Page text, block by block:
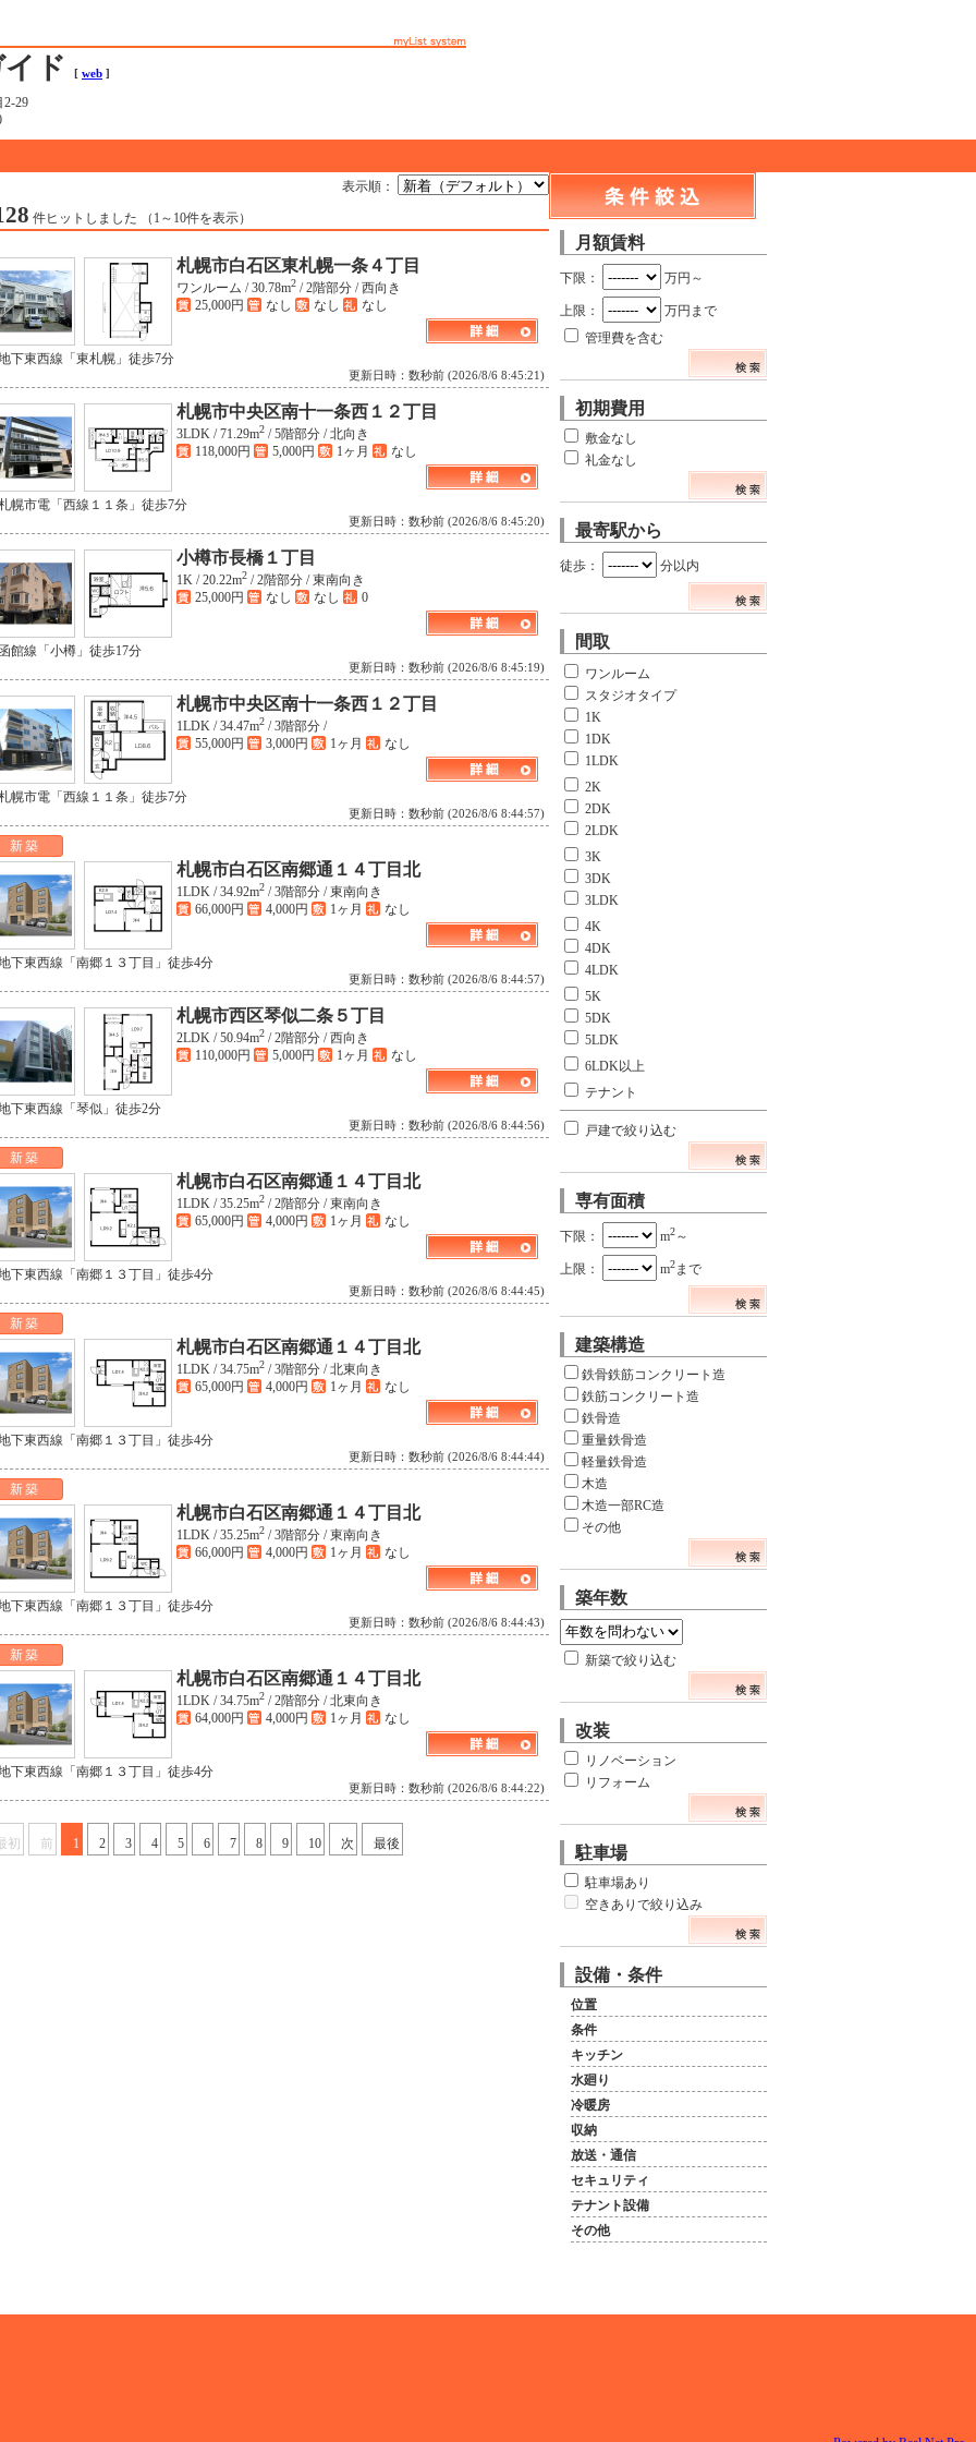
ド [ web ]
29
表示順：
件ヒットしました （1～10件を表示）
札幌市白石区東札幌一条４丁目
ワンルーム / 30.78m2 / 2階部分 / 西向き
25,000円
なし なし なし
下東西線「東札幌」徒歩7分
更新日時：数秒前 (2026/8/6 8:45:21)
札幌市中央区南十一条西１２丁目
3LDK / 71.29m2 / 5階部分 / 北向き
118,000円
5,000円 1ヶ月 なし
幌市電「西線１１条」徒歩7分
更新日時：数秒前 (2026/8/6 8:45:20)
小樽市長橋１丁目
1K / 20.22m2 / 2階部分 / 東南向き
25,000円
なし なし 0
館線「小樽」徒歩17分
更新日時：数秒前 (2026/8/6 8:45:19)
札幌市中央区南十一条西１２丁目
1LDK / 34.47m2 / 3階部分 /
55,000円
3,000円 1ヶ月 なし
幌市電「西線１１条」徒歩7分
更新日時：数秒前 (2026/8/6 8:44:57)
新築
札幌市白石区南郷通１４丁目北
1LDK / 34.92m2 / 3階部分 / 東南向き
66,000円
4,000円 1ヶ月 なし
下東西線「南郷１３丁目」徒歩4分
更新日時：数秒前 (2026/8/6 8:44:57)
札幌市西区琴似二条５丁目
2LDK / 50.94m2 / 2階部分 / 西向き
110,000円
5,000円 1ヶ月 なし
下東西線「琴似」徒歩2分
更新日時：数秒前 (2026/8/6 8:44:56)
新築
札幌市白石区南郷通１４丁目北
1LDK / 35.25m2 / 2階部分 / 東南向き
65,000円
4,000円 1ヶ月 なし
下東西線「南郷１３丁目」徒歩4分
更新日時：数秒前 (2026/8/6 8:44:45)
新築
札幌市白石区南郷通１４丁目北
1LDK / 34.75m2 / 3階部分 / 北東向き
65,000円
4,000円 1ヶ月 なし
下東西線「南郷１３丁目」徒歩4分
更新日時：数秒前 (2026/8/6 8:44:44)
新築
札幌市白石区南郷通１４丁目北
1LDK / 35.25m2 / 3階部分 / 東南向き
66,000円
4,000円 1ヶ月 なし
下東西線「南郷１３丁目」徒歩4分
更新日時：数秒前 (2026/8/6 8:44:43)
新築
札幌市白石区南郷通１４丁目北
1LDK / 34.75m2 / 2階部分 / 北東向き
64,000円
4,000円 1ヶ月 なし
下東西線「南郷１３丁目」徒歩4分
更新日時：数秒前 (2026/8/6 8:44:22)
初 前 1 2 3 4 5 6 7 8 9 10 次 最後
月額賃料
下限： 万円～
上限：
万円まで
管理費を含む
初期費用
敷金なし
礼金なし
最寄駅から
徒歩： 分以内
間取
ワンルーム
スタジオタイプ
1K
1DK
1LDK
2K
2DK
2LDK
3K
3DK
3LDK
4K
4DK
4LDK
5K
5DK
5LDK
6LDK以上
テナント
戸建で絞り込む
専有面積
下限： m2～
上限： m2まで
建築構造
鉄骨鉄筋コンクリート造
鉄筋コンクリート造
鉄骨造
重量鉄骨造
軽量鉄骨造
木造
木造一部RC造
その他
築年数
新築で絞り込む
改装
リノベーション
リフォーム
駐車場
駐車場あり
空きありで絞り込み
設備・条件
位置
条件
キッチン
水廻り
冷暖房
収納
放送・通信
セキュリティ
テナント設備
その他